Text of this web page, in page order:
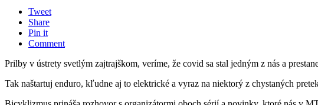
Tweet
Share
Pin it
Comment
Prilby v ústrety svetlým zajtrajškom, veríme, že covid sa stal jedným z nás a
Tak naštartuj enduro, kľudne aj to elektrické a vyraz na niektorý z chystaných